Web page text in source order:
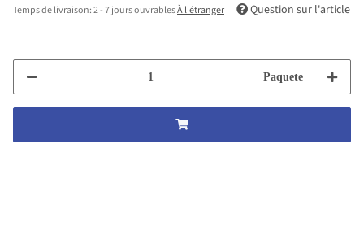
Temps de livraison:2 - 7 jours ouvrablesÀ l'étranger Question sur l'article
Paquete